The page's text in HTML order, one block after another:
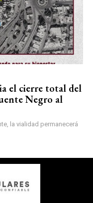
el cierre total del
Negro al
la vialidad permanecerá